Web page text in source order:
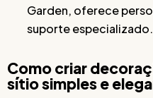
Garden, oferece
suporte especializado.
Como criar
sítio simples e